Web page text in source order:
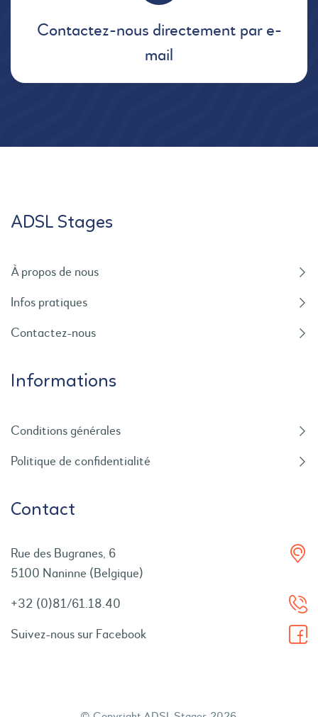
Contactez-nous directement par e-
mail
ADSL Stages
À propos de nous
Infos pratiques
Contactez-nous
Informations
Conditions générales
Politique de confidentialité
Contact
Rue des Bugranes, 6
5100 Naninne (Belgique)
+32 (0)81/61.18.40
Suivez-nous sur Facebook